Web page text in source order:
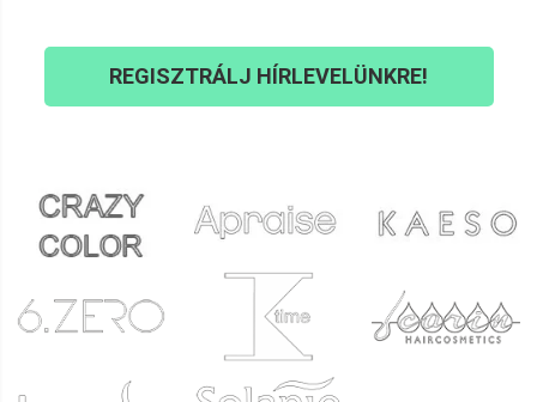
REGISZTRÁLJ HÍRLEVELÜNKRE!